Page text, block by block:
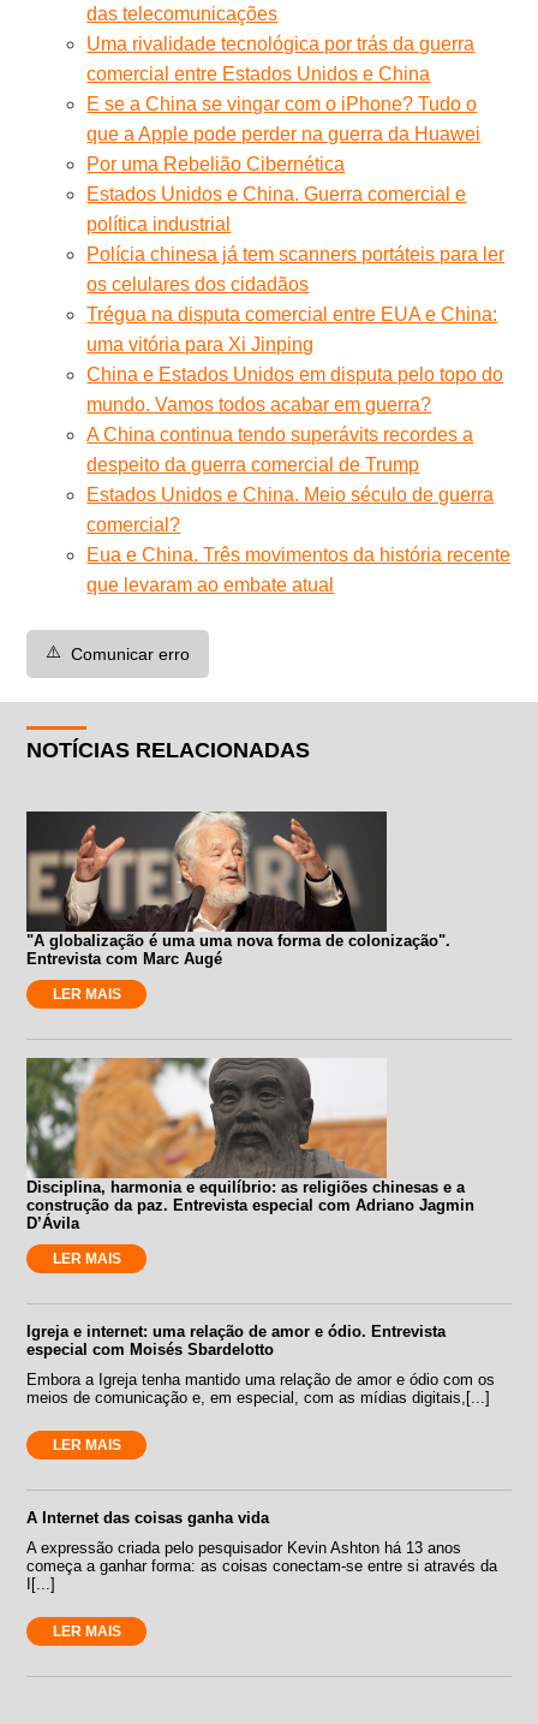
das telecomunicações
Uma rivalidade tecnológica por trás da guerra
comercial entre Estados Unidos e China
E se a China se vingar com o iPhone? Tudo o
que a Apple pode perder na guerra da Huawei
Por uma Rebelião Cibernética
Estados Unidos e China. Guerra comercial e
política industrial
Polícia chinesa já tem scanners portáteis para ler
os celulares dos cidadãos
Trégua na disputa comercial entre EUA e China:
uma vitória para Xi Jinping
China e Estados Unidos em disputa pelo topo do
mundo. Vamos todos acabar em guerra?
A China continua tendo superávits recordes a
despeito da guerra comercial de Trump
Estados Unidos e China. Meio século de guerra
comercial?
Eua e China. Três movimentos da história recente
que levaram ao embate atual
⚠️ Comunicar erro
NOTÍCIAS RELACIONADAS
"A globalização é uma uma nova forma de colonização".
Entrevista com Marc Augé
LER MAIS
Disciplina, harmonia e equilíbrio: as religiões chinesas e a
construção da paz. Entrevista especial com Adriano Jagmin
D’Ávila
LER MAIS
Igreja e internet: uma relação de amor e ódio. Entrevista
especial com Moisés Sbardelotto
Embora a Igreja tenha mantido uma relação de amor e ódio com os
meios de comunicação e, em especial, com as mídias digitais,[...]
LER MAIS
A Internet das coisas ganha vida
A expressão criada pelo pesquisador Kevin Ashton há 13 anos
começa a ganhar forma: as coisas conectam-se entre si através da
I[...]
LER MAIS